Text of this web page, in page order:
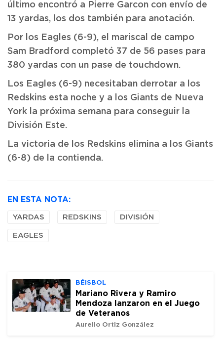
último encontró a Pierre Garcon con envío de
13 yardas, los dos también para anotación.
Por los Eagles (6-9), el mariscal de campo
Sam Bradford completó 37 de 56 pases para
380 yardas con un pase de touchdown.
Los Eagles (6-9) necesitaban derrotar a los
Redskins esta noche y a los Giants de Nueva
York la próxima semana para conseguir la
División Este.
La victoria de los Redskins elimina a los Giants
(6-8) de la contienda.
EN ESTA NOTA:
YARDAS REDSKINS DIVISIÓN
EAGLES
BÉISBOL
Mariano Rivera y Ramiro
Mendoza lanzaron en el Juego
de Veteranos
Aurelio Ortiz González